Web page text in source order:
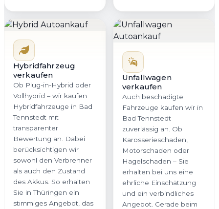
Hybridfahrzeug
verkaufen
Ob Plug-in-Hybrid oder
Vollhybrid – wir kaufen
Hybridfahrzeuge in Bad
Tennstedt mit
transparenter
Bewertung an. Dabei
berücksichtigen wir
sowohl den Verbrenner
als auch den Zustand
des Akkus. So erhalten
Sie in Thüringen ein
stimmiges Angebot, das
Unfallwagen
verkaufen
Auch beschädigte
Fahrzeuge kaufen wir in
Bad Tennstedt
zuverlässig an. Ob
Karosserieschaden,
Motorschaden oder
Hagelschaden – Sie
erhalten bei uns eine
ehrliche Einschätzung
und ein verbindliches
Angebot. Gerade beim